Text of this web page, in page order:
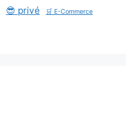
😎 privé 🛒 E-Commerce